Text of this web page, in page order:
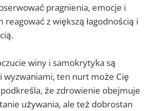
pragnienia, emocje i
reagować z większą łagodnością i
winy i samokrytyka są
wyzwaniami, ten nurt może Cię
że zdrowienie obejmuje
używania, ale też dobrostan